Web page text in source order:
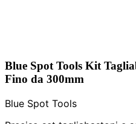
Blue Spot Tools Kit
Fino da 300mm
Blue Spot Tools